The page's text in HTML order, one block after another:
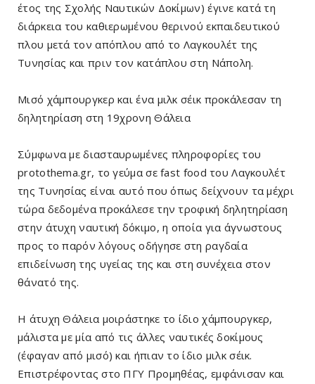
έτος της Σχολής Ναυτικών Δοκίμων) έγινε κατά τη
διάρκεια του καθιερωμένου θερινού εκπαιδευτικού
πλου μετά τον απόπλου από το Λαγκουλέτ της
Τυνησίας και πριν τον κατάπλου στη Νάπολη.
Μισό χάμπουργκερ και ένα μιλκ σέικ προκάλεσαν τη
δηλητηρίαση στη 19χρονη Θάλεια
Σύμφωνα με διασταυρωμένες πληροφορίες του
protothema.gr, το γεύμα σε fast food του Λαγκουλέτ
της Τυνησίας είναι αυτό που όπως δείχνουν τα μέχρι
τώρα δεδομένα προκάλεσε την τροφική δηλητηρίαση
στην άτυχη ναυτική δόκιμο, η οποία για άγνωστους
προς το παρόν λόγους οδήγησε στη ραγδαία
επιδείνωση της υγείας της και στη συνέχεια στον
θάνατό της.
Η άτυχη Θάλεια μοιράστηκε το ίδιο χάμπουργκερ,
μάλιστα με μία από τις άλλες ναυτικές δοκίμους
(έφαγαν από μισό) και ήπιαν το ίδιο μιλκ σέικ.
Επιστρέφοντας στο ΠΓΥ Προμηθέας, εμφάνισαν και